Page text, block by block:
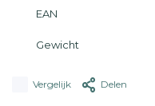
EAN
Gewicht
Vergelijk Delen